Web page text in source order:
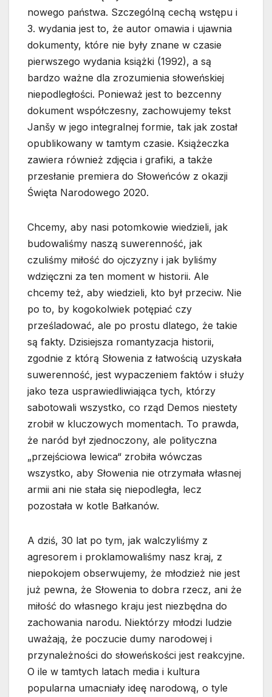
nowego państwa. Szczególną cechą wstępu i
3. wydania jest to, że autor omawia i ujawnia
dokumenty, które nie były znane w czasie
pierwszego wydania książki (1992), a są
bardzo ważne dla zrozumienia słoweńskiej
niepodległości. Ponieważ jest to bezcenny
dokument współczesny, zachowujemy tekst
Janšy w jego integralnej formie, tak jak został
opublikowany w tamtym czasie. Książeczka
zawiera również zdjęcia i grafiki, a także
przesłanie premiera do Słoweńców z okazji
Święta Narodowego 2020.
Chcemy, aby nasi potomkowie wiedzieli, jak
budowaliśmy naszą suwerenność, jak
czuliśmy miłość do ojczyzny i jak byliśmy
wdzięczni za ten moment w historii. Ale
chcemy też, aby wiedzieli, kto był przeciw. Nie
po to, by kogokolwiek potępiać czy
prześladować, ale po prostu dlatego, że takie
są fakty. Dzisiejsza romantyzacja historii,
zgodnie z którą Słowenia z łatwością uzyskała
suwerenność, jest wypaczeniem faktów i służy
jako teza usprawiedliwiająca tych, którzy
sabotowali wszystko, co rząd Demos niestety
zrobił w kluczowych momentach. To prawda,
że naród był zjednoczony, ale polityczna
„przejściowa lewica“ zrobiła wówczas
wszystko, aby Słowenia nie otrzymała własnej
armii ani nie stała się niepodległa, lecz
pozostała w kotle Bałkanów.
A dziś, 30 lat po tym, jak walczyliśmy z
agresorem i proklamowaliśmy nasz kraj, z
niepokojem obserwujemy, że młodzież nie jest
już pewna, że Słowenia to dobra rzecz, ani że
miłość do własnego kraju jest niezbędna do
zachowania narodu. Niektórzy młodzi ludzie
uważają, że poczucie dumy narodowej i
przynależności do słoweńskości jest reakcyjne.
O ile w tamtych latach media i kultura
popularna umacniały ideę narodową, o tyle